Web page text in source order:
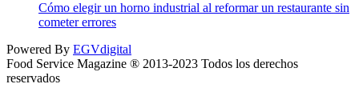
Cómo elegir un horno industrial al reformar un restaurante sin
cometer errores
Powered By EGVdigital
Food Service Magazine ® 2013-2023 Todos los derechos
reservados